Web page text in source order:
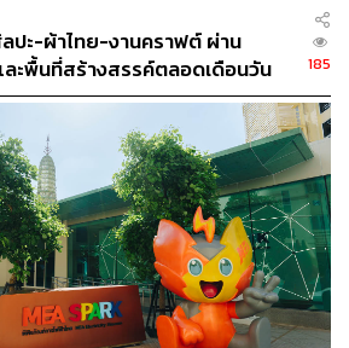
PROJECT ที่ผ่านมาได้มอบความ
ด คือ ขอนแก่นและชลบุรี จะมีขึ้นเร็วๆ
ครปฐม ในวันที่ 23 มีนาคมนี้
ปะ-ผ้าไทย-งานคราฟต์ ผ่าน
ะพื้นที่สร้างสรรค์ตลอดเดือนวัน
185